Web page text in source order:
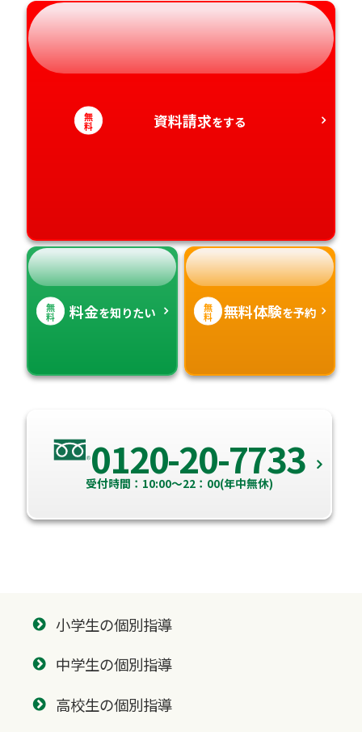
岐阜県
静岡県
奈良県
和歌山県
山口県
徳島県
熊本県
大分県
無
料 資料請求をする
無
料 料金を知りたい 無
料 無料体験を予約
0120-20-7733
受付時間：10:00～22：00(年中無休)
小学生の個別指導
中学生の個別指導
高校生の個別指導